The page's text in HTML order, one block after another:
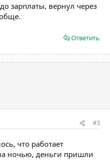
зарплаты, вернул через
Ответить
#3
что работает
ночью, деньги пришли